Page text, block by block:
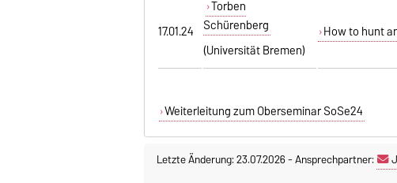
17.01.24
Torben
Schürenberg
(Universität Bremen)
How to hunt
Weiterleitung zum Oberseminar SoSe24
Letzte Änderung: 23.07.2026-Ansprechpartner: